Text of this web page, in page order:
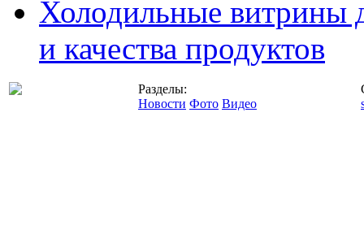
Холодильные витрины
и качества продуктов
Разделы:
Новости Фото Видео